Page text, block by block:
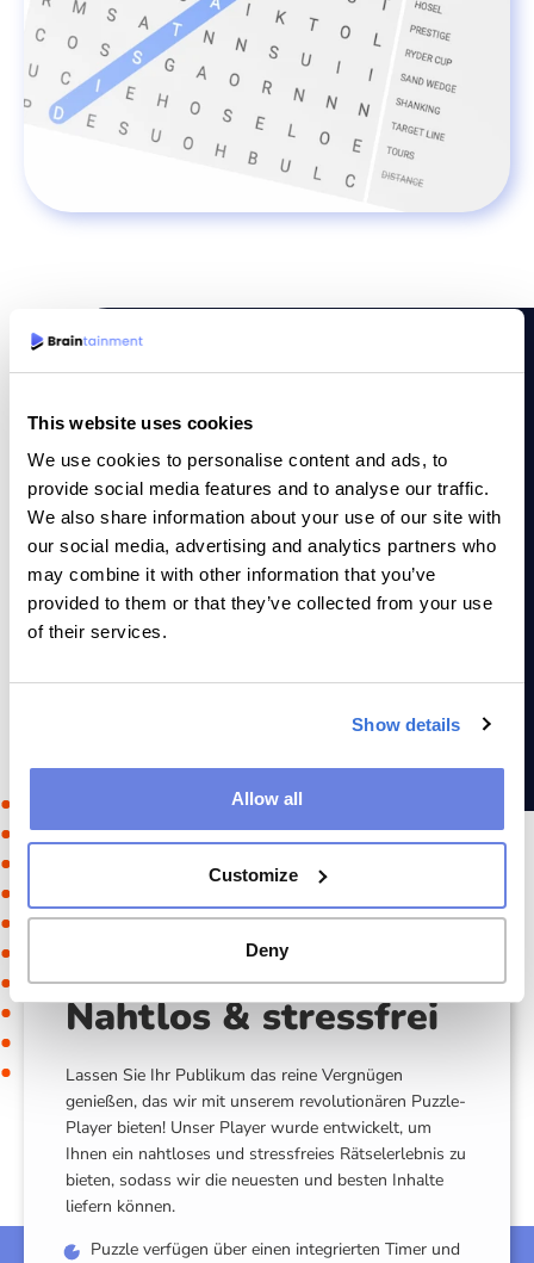
This website uses cookies
We use cookies to personalise content and ads, to
provide social media features and to analyse our traffic.
We also share information about your use of our site with
our social media, advertising and analytics partners who
may combine it with other information that you’ve
provided to them or that they’ve collected from your use
of their services.
Show details
Allow all
Customize
Deny
WARUM BRAINTAINMENT
Warum wir?
Unsere Wortsuche-Rätsel sind in mehreren Sprachen
verfügbar. Die Rätsel werden von unseren
muttersprachlichen Redaktionen erstellt, um die beste
Qualität für Ihr Publikum zu gewährleisten. Die Rätsel
Königshäuser, Sport oder Essen und Trinken bedienen.
Wir bieten sogar maßgeschneiderte Rätsel an, die auf Ihr
zugeschnitten sind. Fragen Sie unsere Vertriebsmitarbeiter
nach allen Möglichkeiten für maßgeschneiderte Rätsel.
Nahtlos & stressfrei
Lassen Sie Ihr Publikum das reine Vergnügen
genießen, das wir mit unserem revolutionären Puzzle-
Player bieten! Unser Player wurde entwickelt, um
Ihnen ein nahtloses und stressfreies Rätselerlebnis zu
bieten, sodass wir die neuesten und besten Inhalte
liefern können.
Puzzle verfügen über einen integrierten Timer und